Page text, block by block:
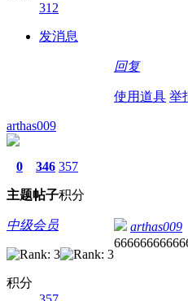
312
发消息
回复
使用道具 举
arthas009
0
主题
346
帖子
357
积分
中级会员
积分
arthas009